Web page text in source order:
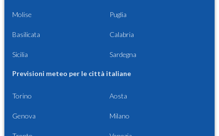
Molise Puglia
Basilicata Calabria
Sicilia Sardegna
Previsioni meteo per le città italiane
Torino Aosta
Genova Milano